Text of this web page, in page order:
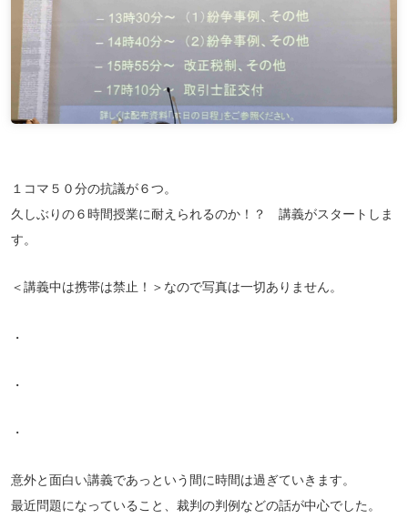
１コマ５０分の抗議が６つ。
久しぶりの６時間授業に耐えられるのか！？ 講義がスタートしま
す。
＜講義中は携帯は禁止！＞なので写真は一切ありません。
・
・
・
意外と面白い講義であっという間に時間は過ぎていきます。
最近問題になっていること、裁判の判例などの話が中心でした。